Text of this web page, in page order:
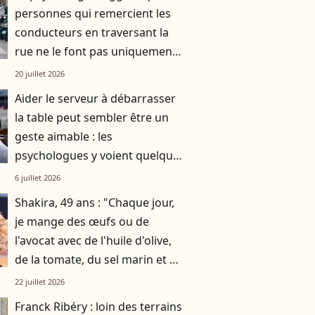
personnes qui remercient les
conducteurs en traversant la
rue ne le font pas uniquement
par gratitude
20 juillet 2026
Aider le serveur à débarrasser
la table peut sembler être un
geste aimable : les
psychologues y voient quelque
chose de bien plus profond.
6 juillet 2026
Shakira, 49 ans : "Chaque jour,
je mange des œufs ou de
l'avocat avec de l'huile d'olive,
de la tomate, du sel marin et un
smoothie"
22 juillet 2026
Franck Ribéry : loin des terrains